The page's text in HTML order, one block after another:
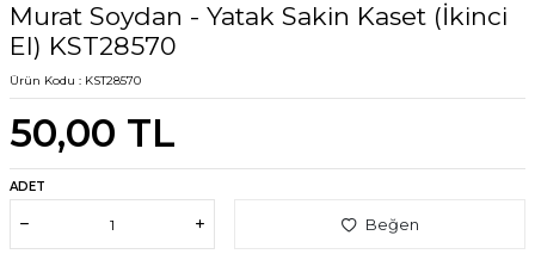
Murat Soydan - Yatak Sakin Kaset (İkinci
El) KST28570
Ürün Kodu : KST28570
50,00 TL
ADET
Beğen